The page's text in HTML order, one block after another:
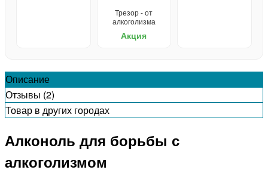
Трезор - от
алкоголизма
Акция
Описание
Отзывы (2)
Товар в других городах
Алконоль для борьбы с
алкоголизмом